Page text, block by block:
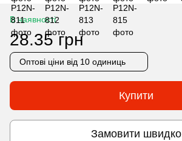
В наявності
28.35 грн
Оптові ціни від 10 одиниць
Купити
Замовити швидко